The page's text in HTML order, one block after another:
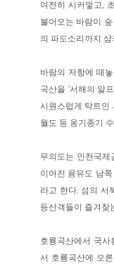
여전히 시커멓고,
불어오는 바람이
의 파도소리까지
바람의 저항에 떼
곡산을 '서해의 알
시원스럽게 탁트인
월도 등 옹기종기
무의도는 인천국
이어진 용유도 남
라고 한다. 섬의 서
등산객들이 즐겨찾
호룡곡산에서 국
서 호룡곡산에 오